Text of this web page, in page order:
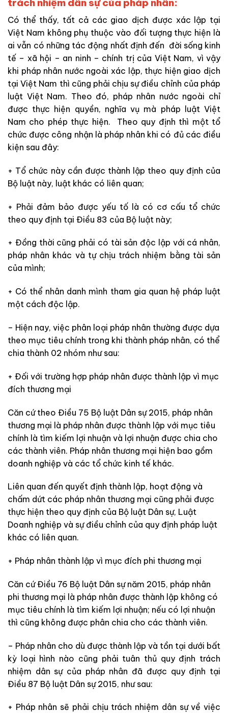
trách nhiệm dân sự của pháp nhân:
Có thể thấy, tất cả các giao dịch được xác lập tại
Việt Nam không phụ thuộc vào đối tượng thực hiện là
ai vẫn có những tác động nhất định đến đời sống kinh
tế – xã hội – an ninh – chính trị của Việt Nam, vì vậy
khi pháp nhân nước ngoài xác lập, thực hiện giao dịch
tại Việt Nam thì cũng phải chịu sự điều chỉnh của pháp
luật Việt Nam. Theo đó, pháp nhân nước ngoài chỉ
được thực hiện quyền, nghĩa vụ mà pháp luật Việt
Nam cho phép thực hiện. Theo quy định thì một tổ
chức được công nhận là pháp nhân khi có đủ các điều
kiện sau đây:
+ Tổ chức này cần được thành lập theo quy định của
Bộ luật này, luật khác có liên quan;
+ Phải đảm bảo được yếu tố là có cơ cấu tổ chức
theo quy định tại Điều 83 của Bộ luật này;
+ Đồng thời cũng phải có tài sản độc lập với cá nhân,
pháp nhân khác và tự chịu trách nhiệm bằng tài sản
của mình;
+ Có thể nhân danh mình tham gia quan hệ pháp luật
một cách độc lập.
– Hiện nay, việc phân loại pháp nhân thường được dựa
theo mục tiêu chính trong khi thành pháp nhân, có thể
chia thành 02 nhóm như sau:
+ Đối với trường hợp pháp nhân được thành lập vì mục
đích thương mại
Căn cứ theo Điều 75 Bộ luật Dân sự 2015, pháp nhân
thương mại là pháp nhân được thành lập với mục tiêu
chính là tìm kiếm lợi nhuận và lợi nhuận được chia cho
các thành viên. Pháp nhân thương mại hiện bao gồm
doanh nghiệp và các tổ chức kinh tế khác.
Liên quan đến quyết định thành lập, hoạt động và
chấm dứt các pháp nhân thương mại cũng phải được
thực hiện theo quy định của Bộ luật Dân sự, Luật
Doanh nghiệp và sự điều chỉnh của quy định pháp luật
khác có liên quan.
+ Pháp nhân thành lập vì mục đích phi thương mại
Căn cứ Điều 76 Bộ luật Dân sự năm 2015, pháp nhân
phi thương mại là pháp nhân được thành lập không có
mục tiêu chính là tìm kiếm lợi nhuận; nếu có lợi nhuận
thì cũng không được phân chia cho các thành viên.
– Pháp nhân cho dù được thành lập và tồn tại dưới bất
kỳ loại hình nào cũng phải tuân thủ quy định trách
nhiệm dân sự của pháp nhân đã được quy định tại
Điều 87 Bộ luật Dân sự 2015, như sau:
+ Pháp nhân sẽ phải chịu trách nhiệm dân sự về việc